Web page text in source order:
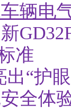
辆电
准
出“护
全体